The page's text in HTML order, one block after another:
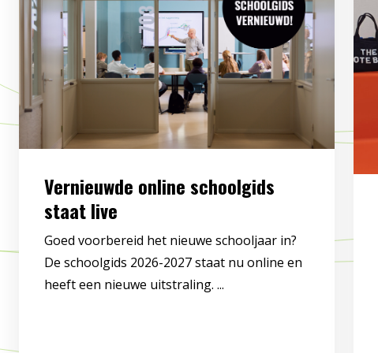
Vernieuwde online schoolgids
staat live
Goed voorbereid het nieuwe schooljaar in?
De schoolgids 2026-2027 staat nu online en
heeft een nieuwe uitstraling. ...